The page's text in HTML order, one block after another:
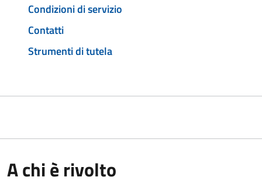
Condizioni di servizio
Contatti
Strumenti di tutela
A chi è rivolto